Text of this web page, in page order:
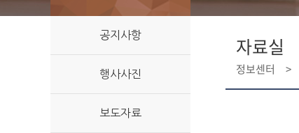
공지사항
행사사진
보도자료
자료실
정보센터